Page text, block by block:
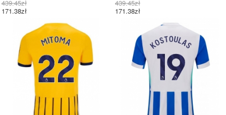
439.45zł
171.38zł
439.45zł
171.38zł